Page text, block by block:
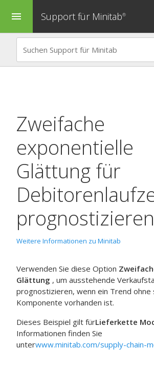
menu Support für Minitab®
Zweifache
exponentielle
Glättung für
prognostizieren
Weitere Informationen zu Minitab
Verwenden Sie diese Option
Glättung , um ausstehende
prognostizieren, wenn ein Trend ohne
Komponente vorhanden ist.
Dieses Beispiel gilt fürLieferkette
Informationen finden Sie
unterwww.minitab.com/supply-chain-